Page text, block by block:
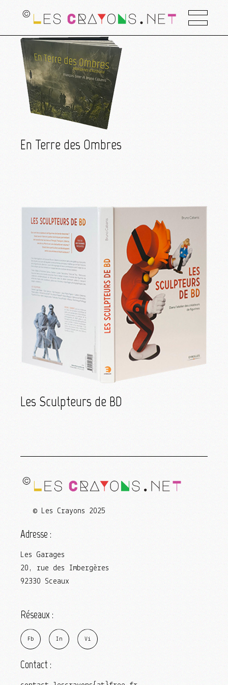
En Terre des Ombres
Les Sculpteurs de BD
© Les Crayons 2025
Adresse :
Les Garages
20, rue des Imbergères
92330 Sceaux
Réseaux :
F b In Vi
Contact :